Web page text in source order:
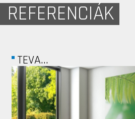
REFERENCIÁK
HELLO REPUBLIC